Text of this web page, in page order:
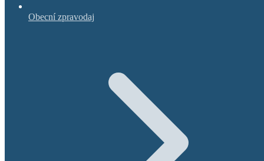
Obecní zpravodaj